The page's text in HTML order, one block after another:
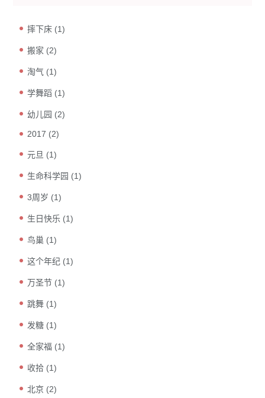
摔下床 (1)
搬家 (2)
淘气 (1)
学舞蹈 (1)
幼儿园 (2)
2017 (2)
元旦 (1)
生命科学园 (1)
3周岁 (1)
生日快乐 (1)
鸟巢 (1)
这个年纪 (1)
万圣节 (1)
跳舞 (1)
发糖 (1)
全家福 (1)
收拾 (1)
北京 (2)